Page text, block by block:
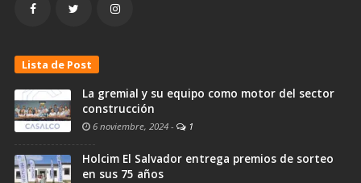
Lista de Post
La gremial y su equipo como motor del sector
construcción
6 noviembre, 2024 - 1
Holcim El Salvador entrega premios de sorteo
en sus 75 años